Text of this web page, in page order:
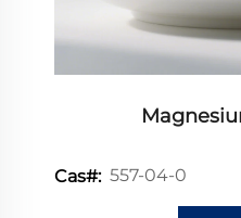
Cas#: 557-04-0